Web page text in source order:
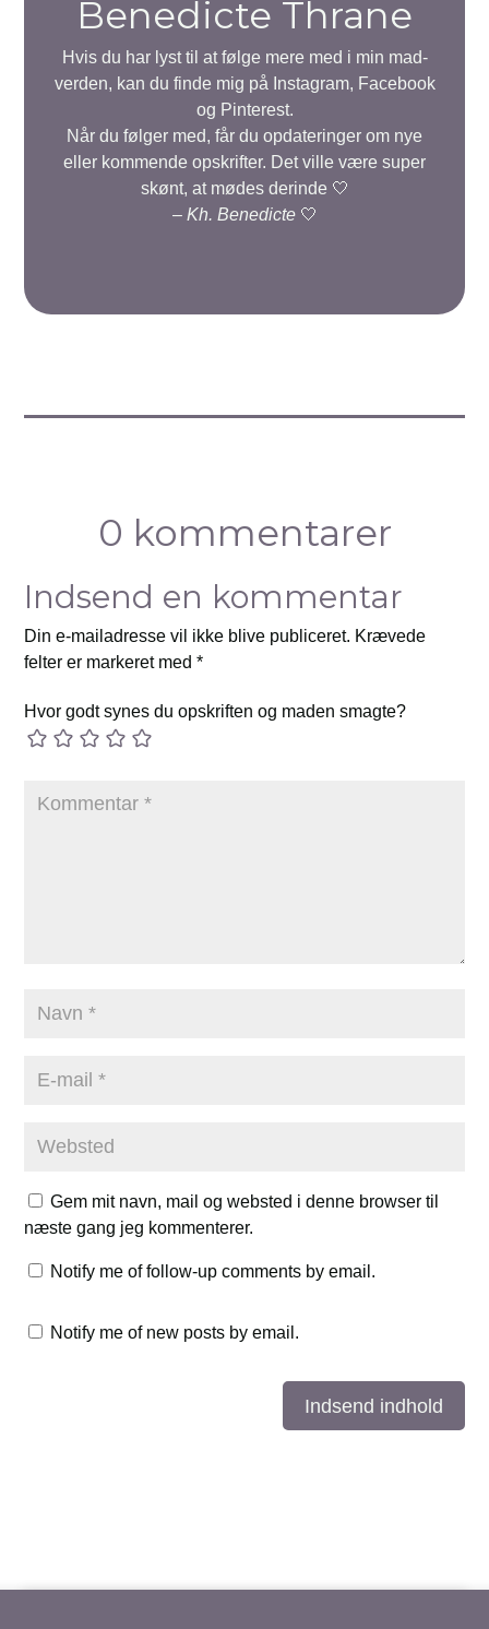
Benedicte Thrane
Hvis du har lyst til at følge mere med i min mad-
verden, kan du finde mig på Instagram, Facebook
og Pinterest.
Når du følger med, får du opdateringer om nye
eller kommende opskrifter. Det ville være super
skønt, at mødes derinde 🤍
– Kh. Benedicte🤍
0 kommentarer
Indsend en kommentar
Din e-mailadresse vil ikke blive publiceret. Krævede
felter er markeret med*
Hvor godt synes du opskriften og maden smagte?
Gem mit navn, mail og websted i denne browser til
næste gang jeg kommenterer.
Notify me of follow-up comments by email.
Notify me of new posts by email.
Indsend indhold